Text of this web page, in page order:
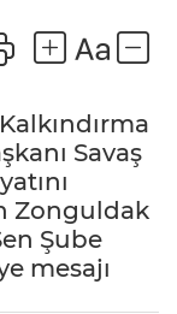
Savaş
Zonguldak
Şube
mesajı